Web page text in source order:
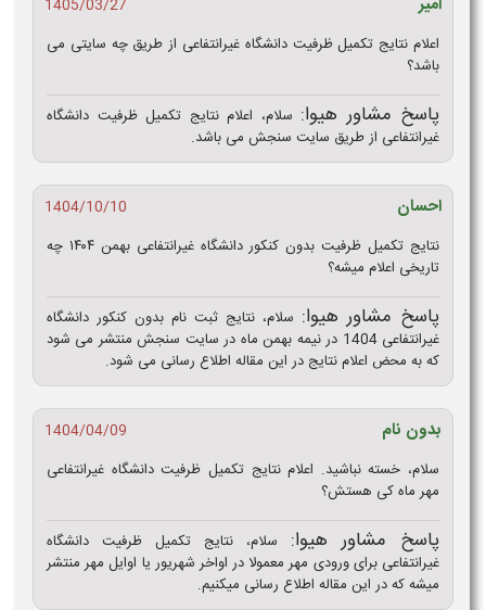
1405/03/27
اعلام نتایج تکمیل ظرفیت دانشگاه غیرانتفاعی از طریق چه سایتی می
باشد؟
پاسخ مشاور هیوا: سلام، اعلام نتایج تکمیل ظرفیت دانشگاه
غیرانتفاعی از طریق سایت سنجش می باشد.
احسان
1404/10/10
نتایج تکمیل ظرفیت بدون کنکور دانشگاه غیرانتفاعی بهمن ۱۴۰۴ چه
تاریخی اعلام میشه؟
پاسخ مشاور هیوا: سلام، نتایج ثبت نام بدون کنکور دانشگاه
غیرانتفاعی 1404 در نیمه بهمن ماه در سایت سنجش منتشر می شود
که به محض اعلام نتایج در این مقاله اطلاع رسانی می شود.
بدون نام
1404/04/09
سلام، خسته نباشید. اعلام نتایج تکمیل ظرفیت دانشگاه غیرانتفاعی
مهر ماه کی هستش؟
پاسخ مشاور هیوا: سلام، نتایج تکمیل ظرفیت دانشگاه
غیرانتفاعی برای ورودی مهر معمولا در اواخر شهریور یا اوایل مهر منتشر
میشه که در این مقاله اطلاع رسانی میکنیم.